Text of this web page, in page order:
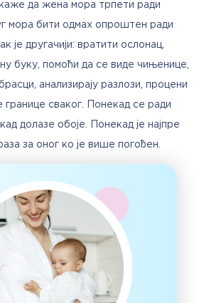
да жена мора трпети ради
мора бити одмах опроштен ради
је другачији: вратити ослонац,
буку, помоћи да се виде чињенице,
анализирају разлози, процени
границе сваког. Понекад се ради
долазе обоје. Понекад је најпре
за оног ко је више погођен.